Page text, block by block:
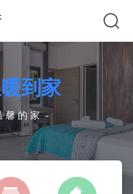
到家
馨 的 家 -